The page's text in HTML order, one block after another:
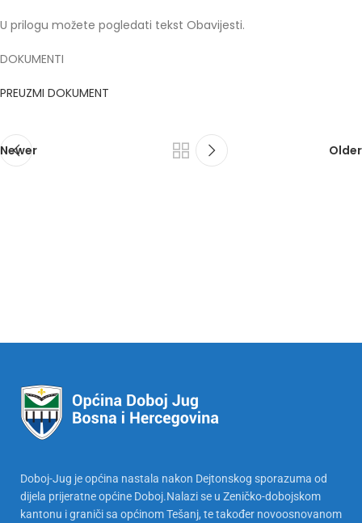
U prilogu možete pogledati tekst Obavijesti.
DOKUMENTI
PREUZMI DOKUMENT
Newer Older
Doboj-Jug je općina nastala nakon Dejtonskog sporazuma od
dijela prijeratne općine Doboj.Nalazi se u Zeničko-dobojskom
kantonu i graniči sa općinom Tešanj, te također novoosnovanom